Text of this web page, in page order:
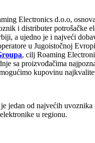
Electronics d.o.o,
i distributer potrošačke
a ujedno je i najveći
u Jugoistočnoj
, cilj Roaming
sa proizvođačima
kupovinu
jedan od najvećih
u regionu.